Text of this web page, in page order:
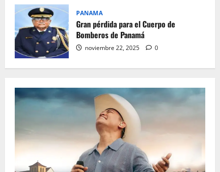
PANAMA
Gran pérdida para el Cuerpo de
Bomberos de Panamá
noviembre 22, 2025 0